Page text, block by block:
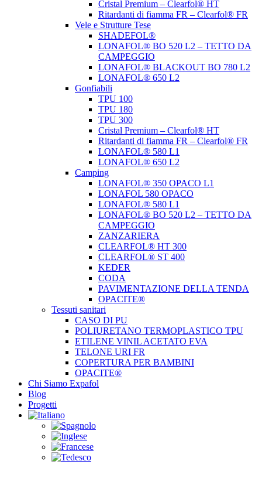
Cristal Premium – Clearfol® HT
Ritardanti di fiamma FR – Clearfol® FR
Vele e Strutture Tese
SHADEFOL®
LONAFOL® BO 520 L2 – TETTO DA
CAMPEGGIO
LONAFOL® BLACKOUT BO 780 L2
LONAFOL® 650 L2
Gonfiabili
TPU 100
TPU 180
TPU 300
Cristal Premium – Clearfol® HT
Ritardanti di fiamma FR – Clearfol® FR
LONAFOL® 580 L1
LONAFOL® 650 L2
Camping
LONAFOL® 350 OPACO L1
LONAFOL 580 OPACO
LONAFOL® 580 L1
LONAFOL® BO 520 L2 – TETTO DA
CAMPEGGIO
ZANZARIERA
CLEARFOL® HT 300
CLEARFOL® ST 400
KEDER
CODA
PAVIMENTAZIONE DELLA TENDA
OPACITE®
Tessuti sanitari
CASO DI PU
POLIURETANO TERMOPLASTICO TPU
ETILENE VINIL ACETATO EVA
TELONE URI FR
COPERTURA PER BAMBINI
OPACITE®
Chi Siamo Expafol
Blog
Progetti